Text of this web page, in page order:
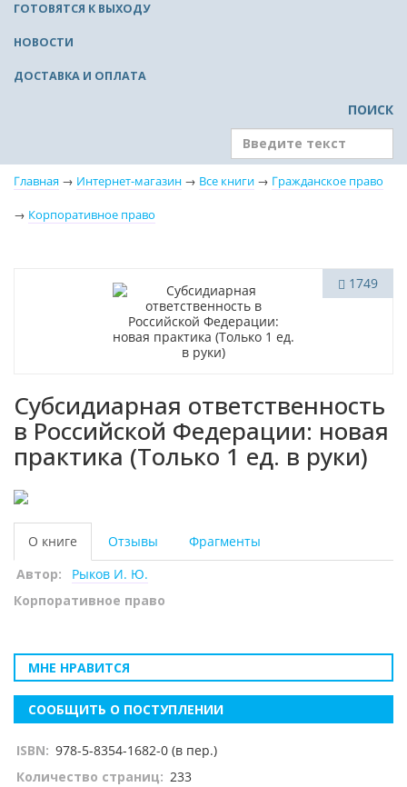
ГОТОВЯТСЯ К ВЫХОДУ
НОВОСТИ
ДОСТАВКА И ОПЛАТА
ПОИСК
Главная → Интернет-магазин → Все книги → Гражданское право
→ Корпоративное право
1749
Субсидиарная ответственность
в Российской Федерации: новая
практика (Только 1 ед. в руки)
О книге Отзывы
Фрагменты
Автор:
Рыков И. Ю.
Корпоративное право
МНЕ НРАВИТСЯ
СООБЩИТЬ О ПОСТУПЛЕНИИ
ISBN: 978-5-8354-1682-0 (в пер.)
Количество страниц: 233